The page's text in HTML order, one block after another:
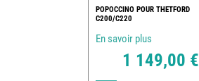
POPOCCINO POUR THETFORD
C200/C220
En savoir plus
1 149,00 €